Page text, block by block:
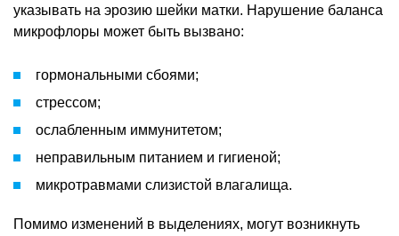
указывать на эрозию шейки матки. Нарушение баланса
микрофлоры может быть вызвано:
гормональными сбоями;
стрессом;
ослабленным иммунитетом;
неправильным питанием и гигиеной;
микротравмами слизистой влагалища.
Помимо изменений в выделениях, могут возникнуть